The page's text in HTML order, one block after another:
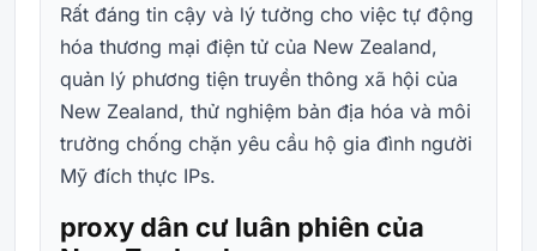
Rất đáng tin cậy và lý tưởng cho việc tự động
hóa thương mại điện tử của New Zealand,
quản lý phương tiện truyền thông xã hội của
New Zealand, thử nghiệm bản địa hóa và môi
trường chống chặn yêu cầu hộ gia đình người
Mỹ đích thực IPs.
proxy dân cư luân phiên của